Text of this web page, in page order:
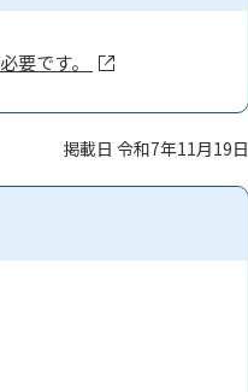
要です。
掲載日 令和7年11月19日